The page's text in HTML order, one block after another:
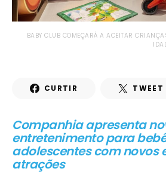
BABY CLUB COMEÇARÁ A ACEITAR
CURTIR TWEET
Companhia apresenta
entretenimento para
adolescentes com novos
atrações